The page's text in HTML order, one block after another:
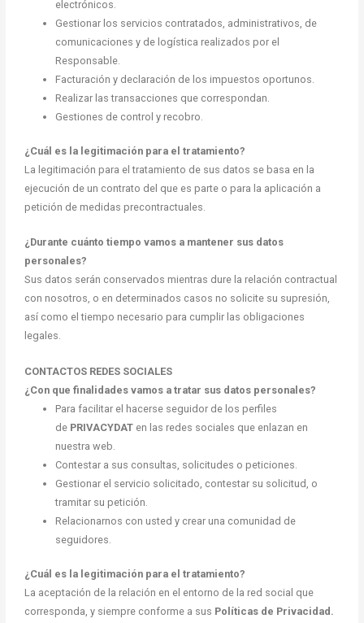
electrónicos.
Gestionar los servicios contratados, administrativos, de
comunicaciones y de logística realizados por el
Responsable.
Facturación y declaración de los impuestos oportunos.
Realizar las transacciones que correspondan.
Gestiones de control y recobro.
¿Cuál es la legitimación para el tratamiento?
La legitimación para el tratamiento de sus datos se basa en la
ejecución de un contrato del que es parte o para la aplicación a
petición de medidas precontractuales.
¿Durante cuánto tiempo vamos a mantener sus datos
personales?
Sus datos serán conservados mientras dure la relación contractual
con nosotros, o en determinados casos no solicite su supresión,
así como el tiempo necesario para cumplir las obligaciones
legales.
CONTACTOS REDES SOCIALES
¿Con que finalidades vamos a tratar sus datos personales?
Para facilitar el hacerse seguidor de los perfiles
de PRIVACYDAT en las redes sociales que enlazan en
nuestra web.
Contestar a sus consultas, solicitudes o peticiones.
Gestionar el servicio solicitado, contestar su solicitud, o
tramitar su petición.
Relacionarnos con usted y crear una comunidad de
seguidores.
¿Cuál es la legitimación para el tratamiento?
La aceptación de la relación en el entorno de la red social que
corresponda, y siempre conforme a sus Políticas de Privacidad.